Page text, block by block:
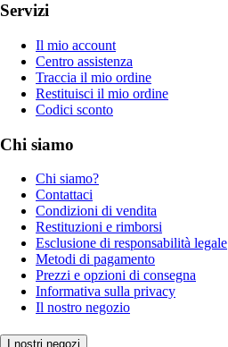
Servizi
Il mio account
Centro assistenza
Traccia il mio ordine
Restituisci il mio ordine
Codici sconto
Chi siamo
Chi siamo?
Contattaci
Condizioni di vendita
Restituzioni e rimborsi
Esclusione di responsabilità legale
Metodi di pagamento
Prezzi e opzioni di consegna
Informativa sulla privacy
Il nostro negozio
I nostri negozi